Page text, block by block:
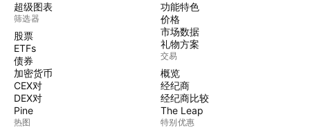
超级图表
筛选器
股票
ETFs
债券
加密货币
CEX对
DEX对
Pine
热图
功能特色
价格
市场数据
礼物方案
交易
概览
经纪商
经纪商比较
The Leap
特别优惠